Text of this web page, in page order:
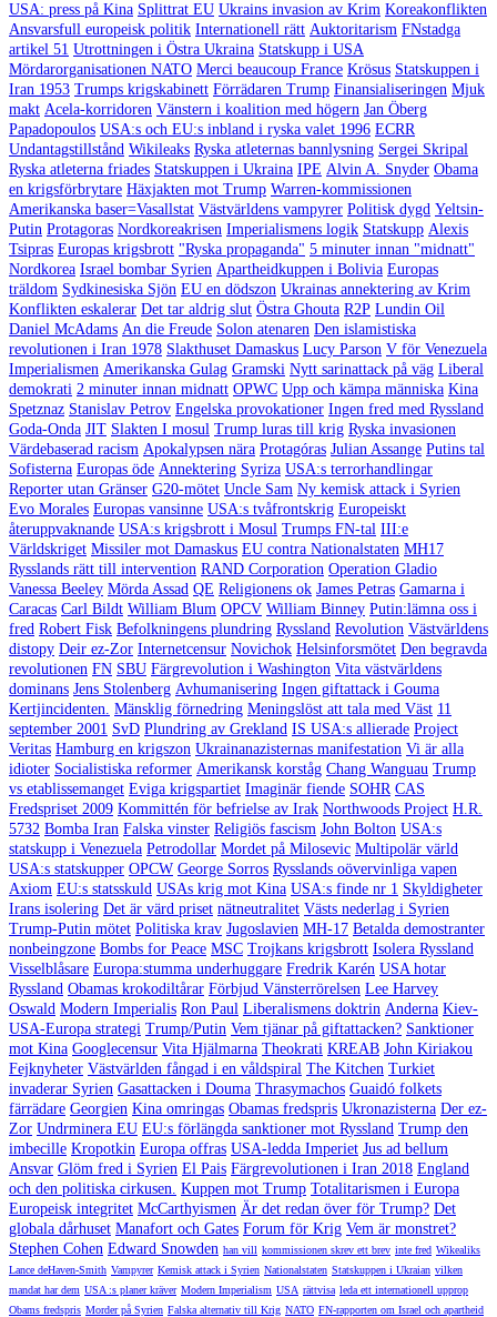
USA: press på Kina Splittrat EU Ukrains invasion av Krim Koreakonflikten
Ansvarsfull europeisk politik Internationell rätt Auktoritarism FNstadga
artikel 51 Utrottningen i Östra Ukraina Statskupp i USA
Mördarorganisationen NATO Merci beaucoup France Krösus Statskuppen i
Iran 1953 Trumps krigskabinett Förrädaren Trump Finansialiseringen Mjuk
makt Acela-korridoren Vänstern i koalition med högern Jan Öberg
Papadopoulos USA:s och EU:s inbland i ryska valet 1996 ECRR
Undantagstillstånd Wikileaks Ryska atleternas bannlysning Sergei Skripal
Ryska atleterna friades Statskuppen i Ukraina IPE Alvin A. Snyder Obama
en krigsförbrytare Häxjakten mot Trump Warren-kommissionen
Amerikanska baser=Vasallstat Västvärldens vampyrer Politisk dygd Yeltsin-
Putin Protagoras Nordkoreakrisen Imperialismens logik Statskupp Alexis
Tsipras Europas krigsbrott "Ryska propaganda" 5 minuter innan "midnatt"
Nordkorea Israel bombar Syrien Apartheidkuppen i Bolivia Europas
träldom Sydkinesiska Sjön EU en dödszon Ukrainas annektering av Krim
Konflikten eskalerar Det tar aldrig slut Östra Ghouta R2P Lundin Oil
Daniel McAdams An die Freude Solon atenaren Den islamistiska
revolutionen i Iran 1978 Slakthuset Damaskus Lucy Parson V för Venezuela
Imperialismen Amerikanska Gulag Gramski Nytt sarinattack på väg Liberal
demokrati 2 minuter innan midnatt OPWC Upp och kämpa människa Kina
Spetznaz Stanislav Petrov Engelska provokationer Ingen fred med Ryssland
Goda-Onda JIT Slakten I mosul Trump luras till krig Ryska invasionen
Värdebaserad racism Apokalypsen nära Protagóras Julian Assange Putins tal
Sofisterna Europas öde Annektering Syriza USA:s terrorhandlingar
Reporter utan Gränser G20-mötet Uncle Sam Ny kemisk attack i Syrien
Evo Morales Europas vansinne USA:s tvåfrontskrig Europeiskt
återuppvaknande USA:s krigsbrott i Mosul Trumps FN-tal III:e
Världskriget Missiler mot Damaskus EU contra Nationalstaten MH17
Rysslands rätt till intervention RAND Corporation Operation Gladio
Vanessa Beeley Mörda Assad QE Religionens ok James Petras Gamarna i
Caracas Carl Bildt William Blum OPCV William Binney Putin:lämna oss i
fred Robert Fisk Befolkningens plundring Ryssland Revolution Västvärldens
distopy Deir ez-Zor Internetcensur Novichok Helsinforsmötet Den begravda
revolutionen FN SBU Färgrevolution i Washington Vita västvärldens
dominans Jens Stolenberg Avhumanisering Ingen giftattack i Gouma
Kertjincidenten. Mänsklig förnedring Meningslöst att tala med Väst 11
september 2001 SvD Plundring av Grekland IS USA:s allierade Project
Veritas Hamburg en krigszon Ukrainanazisternas manifestation Vi är alla
idioter Socialistiska reformer Amerikansk korståg Chang Wanguau Trump
vs etablissemanget Eviga krigspartiet Imaginär fiende SOHR CAS
Fredspriset 2009 Kommittén för befrielse av Irak Northwoods Project H.R.
5732 Bomba Iran Falska vinster Religiös fascism John Bolton USA:s
statskupp i Venezuela Petrodollar Mordet på Milosevic Multipolär värld
USA:s statskupper OPCW George Sorros Rysslands oövervinliga vapen
Axiom EU:s statsskuld USAs krig mot Kina USA:s finde nr 1 Skyldigheter
Irans isolering Det är värd priset nätneutralitet Västs nederlag i Syrien
Trump-Putin mötet Politiska krav Jugoslavien MH-17 Betalda demostranter
nonbeingzone Bombs for Peace MSC Trojkans krigsbrott Isolera Ryssland
Visselblåsare Europa:stumma underhuggare Fredrik Karén USA hotar
Ryssland Obamas krokodiltårar Förbjud Vänsterrörelsen Lee Harvey
Oswald Modern Imperialis Ron Paul Liberalismens doktrin Anderna Kiev-
USA-Europa strategi Trump/Putin Vem tjänar på giftattacken? Sanktioner
mot Kina Googlecensur Vita Hjälmarna Theokrati KREAB John Kiriakou
Fejknyheter Västvärlden fångad i en våldspiral The Kitchen Turkiet
invaderar Syrien Gasattacken i Douma Thrasymachos Guaidó folkets
färrädare Georgien Kina omringas Obamas fredspris Ukronazisterna Der ez-
Zor Undrminera EU EU:s förlängda sanktioner mot Ryssland Trump den
imbecille Kropotkin Europa offras USA-ledda Imperiet Jus ad bellum
Ansvar Glöm fred i Syrien El Pais Färgrevolutionen i Iran 2018 England
och den politiska cirkusen. Kuppen mot Trump Totalitarismen i Europa
Europeisk integritet McCarthyismen Är det redan över för Trump? Det
globala dårhuset Manafort och Gates Forum för Krig Vem är monstret?
Stephen Cohen Edward Snowden han vill kommissionen skrev ett brev inte fred Wikealiks
Lance deHaven-Smith Vampyrer Kemisk attack i Syrien Nationalstaten Statskuppen i Ukraian vilken
mandat har dem USA :s planer kräver Modern Imperialism USA rättvisa leda ett internationell upprop
Obams fredspris Morder på Syrien Falska alternativ till Krig NATO FN-rapporten om Israel och apartheid